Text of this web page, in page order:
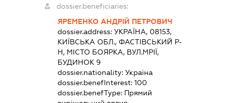
dossier.beneficiaries:
ЯРЕМЕНКО АНДРІЙ ПЕТРОВИЧ
dossier.address: УКРАЇНА, 08153,
КИЇВСЬКА ОБЛ., ФАСТІВСЬКИЙ Р-
Н, МІСТО БОЯРКА, ВУЛ.МРІЇ,
БУДИНОК 9
dossier.nationality: Україна
dossier.benefInterest: 100
dossier.benefType: Прямий